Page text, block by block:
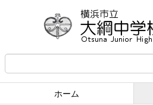
ホーム